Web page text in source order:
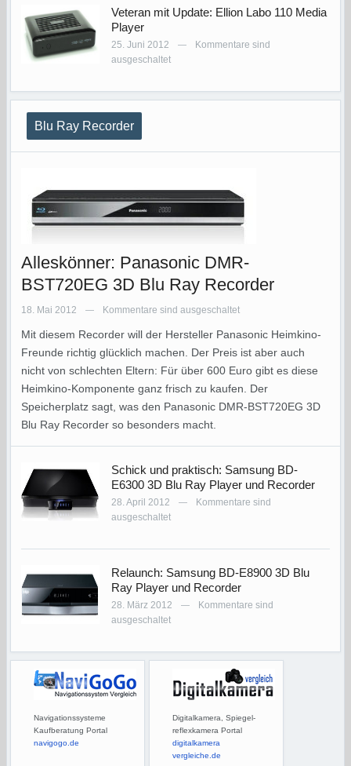
Veteran mit Update: Ellion Labo 110 Media
Player
25. Juni 2012 —
Kommentare sind
ausgeschaltet
Blu Ray Recorder
Alleskönner: Panasonic DMR-
BST720EG 3D Blu Ray Recorder
18. Mai 2012 — Kommentare sind ausgeschaltet
Mit diesem Recorder will der Hersteller Panasonic Heimkino-
Freunde richtig glücklich machen. Der Preis ist aber auch
nicht von schlechten Eltern: Für über 600 Euro gibt es diese
Heimkino-Komponente ganz frisch zu kaufen. Der
Speicherplatz sagt, was den Panasonic DMR-BST720EG 3D
Blu Ray Recorder so besonders macht.
Schick und praktisch: Samsung BD-
E6300 3D Blu Ray Player und Recorder
28. April 2012 —
Kommentare sind
ausgeschaltet
Relaunch: Samsung BD-E8900 3D Blu
Ray Player und Recorder
28. März 2012 —
Kommentare sind
ausgeschaltet
Navigationssysteme
Kaufberatung Portal
navigogo.de
Digitalkamera, Spiegel-
reflexkamera Portal
digitalkamera
vergleiche.de